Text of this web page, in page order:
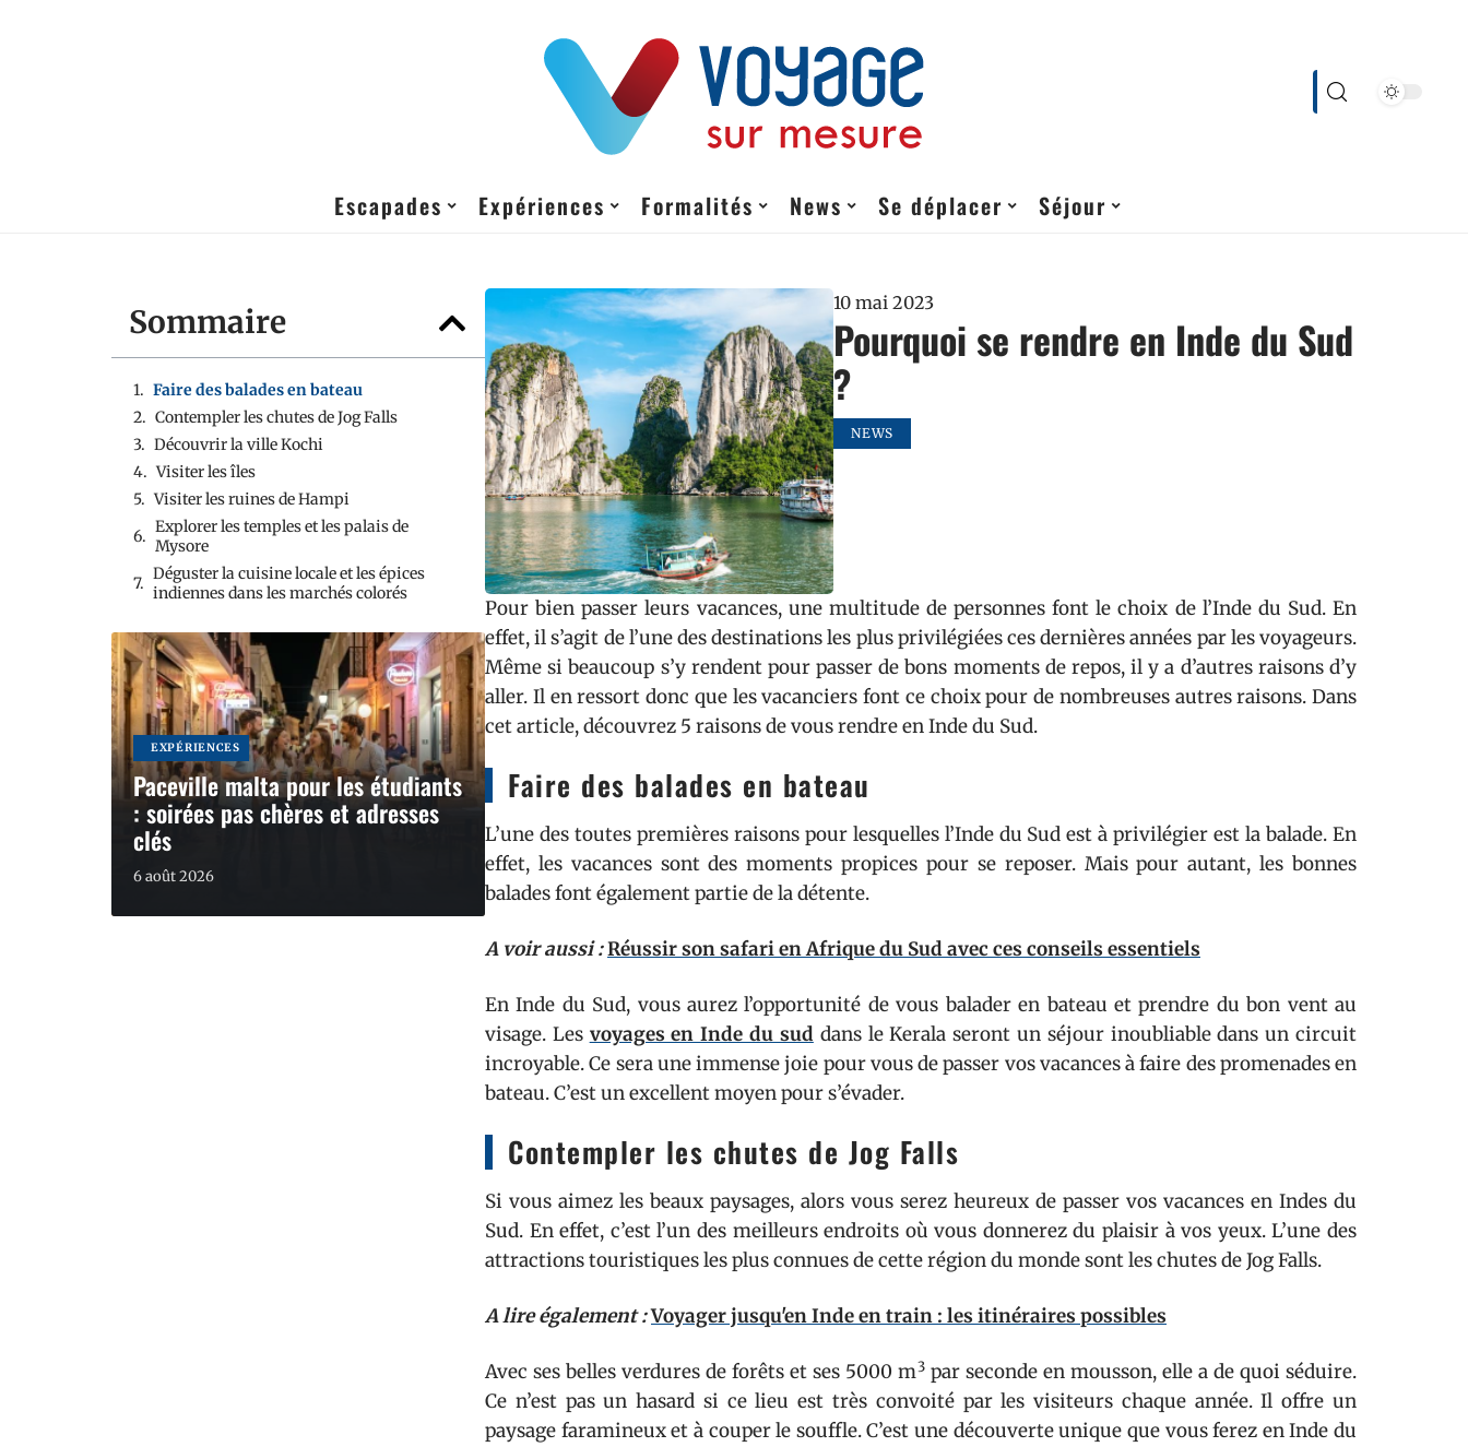
Escapades Expériences Formalités News Se déplacer Séjour
Sommaire
Faire des balades en bateau
Contempler les chutes de Jog Falls
Découvrir la ville Kochi
Visiter les îles
Visiter les ruines de Hampi
Explorer les temples et les palais de
Mysore
Déguster la cuisine locale et les épices
indiennes dans les marchés colorés
EXPÉRIENCES
Paceville malta pour les étudiants
: soirées pas chères et adresses
clés
6 août 2026
10 mai 2023
Pourquoi se rendre en Inde du Sud
?
NEWS
Pour bien passer leurs vacances, une multitude de personnes font le choix de l’Inde du Sud. En
effet, il s’agit de l’une des destinations les plus privilégiées ces dernières années par les voyageurs.
Même si beaucoup s’y rendent pour passer de bons moments de repos, il y a d’autres raisons d’y
aller. Il en ressort donc que les vacanciers font ce choix pour de nombreuses autres raisons. Dans
cet article, découvrez 5 raisons de vous rendre en Inde du Sud.
Faire des balades en bateau
L’une des toutes premières raisons pour lesquelles l’Inde du Sud est à privilégier est la balade. En
effet, les vacances sont des moments propices pour se reposer. Mais pour autant, les bonnes
balades font également partie de la détente.
A voir aussi :Réussir son safari en Afrique du Sud avec ces conseils essentiels
En Inde du Sud, vous aurez l’opportunité de vous balader en bateau et prendre du bon vent au
visage. Les voyages en Inde du sud dans le Kerala seront un séjour inoubliable dans un circuit
incroyable. Ce sera une immense joie pour vous de passer vos vacances à faire des promenades en
bateau. C’est un excellent moyen pour s’évader.
Contempler les chutes de Jog Falls
Si vous aimez les beaux paysages, alors vous serez heureux de passer vos vacances en Indes du
Sud. En effet, c’est l’un des meilleurs endroits où vous donnerez du plaisir à vos yeux. L’une des
attractions touristiques les plus connues de cette région du monde sont les chutes de Jog Falls.
A lire également :Voyager jusqu'en Inde en train : les itinéraires possibles
Avec ses belles verdures de forêts et ses 5000 m3par seconde en mousson, elle a de quoi séduire.
Ce n’est pas un hasard si ce lieu est très convoité par les visiteurs chaque année. Il offre un
paysage faramineux et à couper le souffle. C’est une découverte unique que vous ferez en Inde du